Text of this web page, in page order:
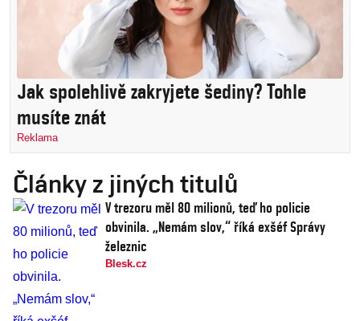
Jak spolehlivě zakryjete šediny? Tohle
musíte znát
Reklama
Články z jiných titulů
V trezoru měl 80 milionů, teď ho policie
obvinila. „Nemám slov,“ říká exšéf Správy
železnic
Blesk.cz